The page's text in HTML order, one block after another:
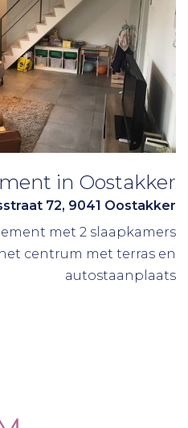
in Oostakker
72, 9041 Oostakker
met 2 slaapkamers
centrum met terras en
autostaanplaats